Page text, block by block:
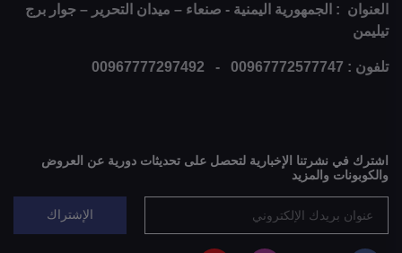
العنوان : الجمهورية اليمنية - صنعاء – ميدان التحرير – جوار برج
تيليمن
تلفون : 00967772577747 - 00967777297492
اشترك في نشرتنا الإخبارية لتحصل على تحديثات دورية عن العروض
والكوبونات والمزيد
الإشتراك